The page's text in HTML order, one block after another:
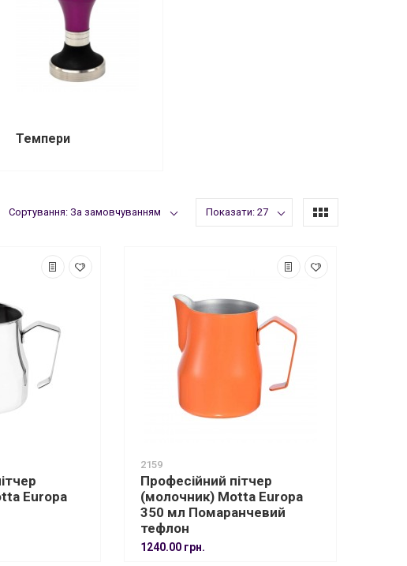
Темпери
Сортування: За замовчуванням Показати: 27
Europa
2159
Професійний пітчер
(молочник) Motta Europa
350 мл Помаранчевий
тефлон
1240.00 грн.